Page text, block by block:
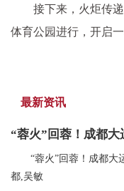
接下来，火炬传
体育公园进行，开启
最新资讯
“蓉火”回蓉！成都
“蓉火”回蓉！成都大
都,吴敏